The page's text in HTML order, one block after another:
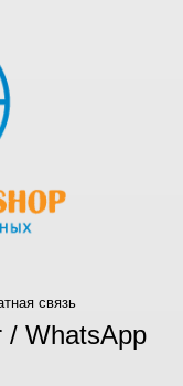
связь
/ WhatsApp